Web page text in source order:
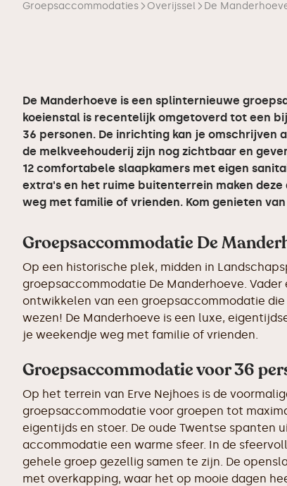
Groepsaccommodaties Overijssel De
De Manderhoeve is een splinternieuwe
koeienstal is recentelijk omgetoverd tot een
36 personen. De inrichting kan je omschrijven
de melkveehouderij zijn nog zichtbaar en
12 comfortabele slaapkamers met eigen
extra's en het ruime buitenterrein maken
weg met familie of vrienden. Kom genieten
Groepsaccommodatie De
Op een historische plek, midden in
groepsaccommodatie De Manderhoeve.
ontwikkelen van een groepsaccommodatie
wezen! De Manderhoeve is een luxe,
je weekendje weg met familie of vrienden.
Groepsaccommodatie voor 36
Op het terrein van Erve Nejhoes is de
groepsaccommodatie voor groepen tot
eigentijds en stoer. De oude Twentse spanten
accommodatie een warme sfeer. In de
gehele groep gezellig samen te zijn. De
met overkapping, waar het op mooie dagen